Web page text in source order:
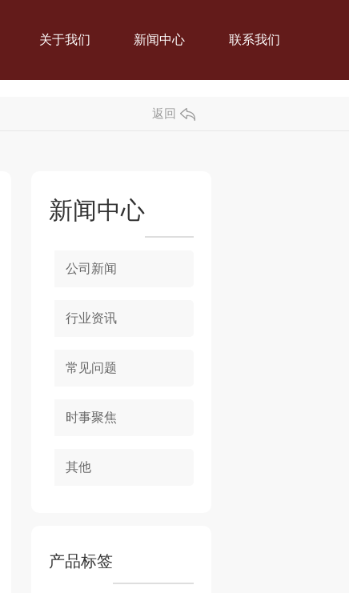
关于我们 新闻中心 联系我们
返回
新闻中心
公司新闻
行业资讯
常见问题
时事聚焦
其他
产品标签